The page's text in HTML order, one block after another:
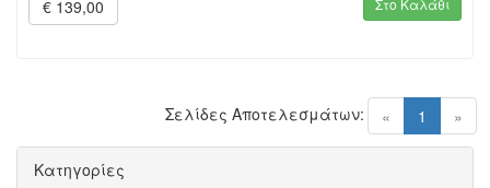
€ 139,00 Στο Καλάθι
« 1 (current)
»
Σελίδες Αποτελεσμάτων:
Κατηγορίες